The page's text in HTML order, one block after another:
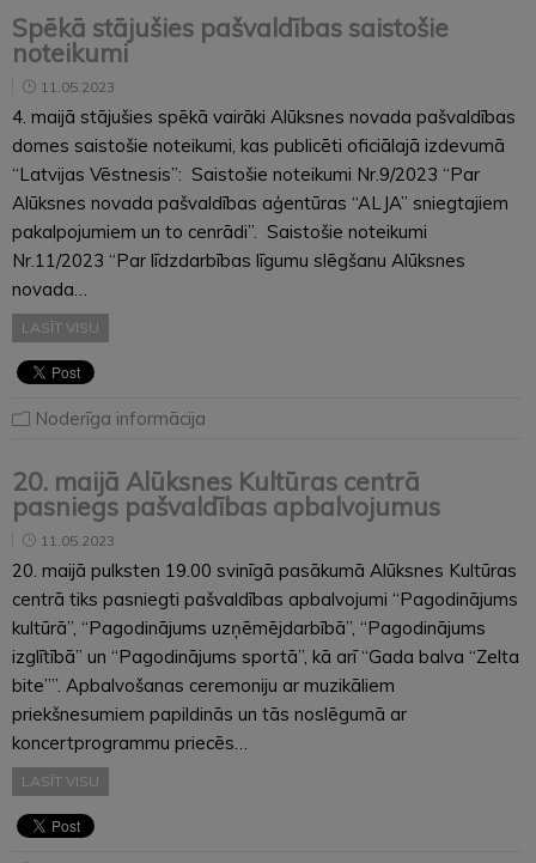
Spēkā stājušies pašvaldības saistošie
noteikumi
11.05.2023
4. maijā stājušies spēkā vairāki Alūksnes novada pašvaldības
domes saistošie noteikumi, kas publicēti oficiālajā izdevumā
“Latvijas Vēstnesis”: Saistošie noteikumi Nr.9/2023 “Par
Alūksnes novada pašvaldības aģentūras “ALJA” sniegtajiem
pakalpojumiem un to cenrādi”. Saistošie noteikumi
Nr.11/2023 “Par līdzdarbības līgumu slēgšanu Alūksnes
novada…
LASĪT VISU
Noderīga informācija
20. maijā Alūksnes Kultūras centrā
pasniegs pašvaldības apbalvojumus
11.05.2023
20. maijā pulksten 19.00 svinīgā pasākumā Alūksnes Kultūras
centrā tiks pasniegti pašvaldības apbalvojumi “Pagodinājums
kultūrā”, “Pagodinājums uzņēmējdarbībā”, “Pagodinājums
izglītībā” un “Pagodinājums sportā”, kā arī “Gada balva “Zelta
bite””. Apbalvošanas ceremoniju ar muzikāliem
priekšnesumiem papildinās un tās noslēgumā ar
koncertprogrammu priecēs…
LASĪT VISU